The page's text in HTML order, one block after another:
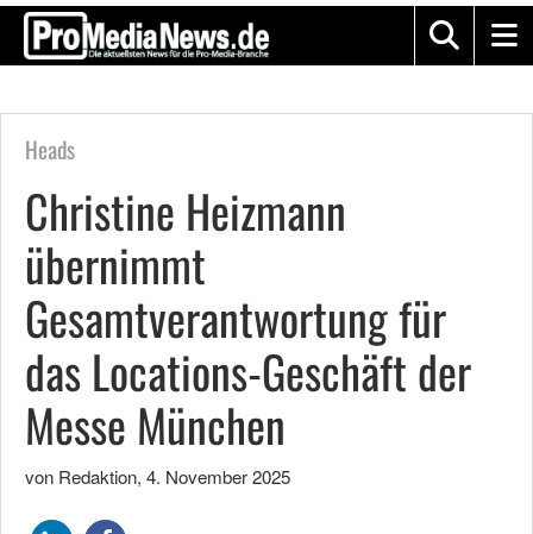
Heads
Christine Heizmann
übernimmt
Gesamtverantwortung für
das Locations-Geschäft der
Messe München
von Redaktion, 4. November 2025